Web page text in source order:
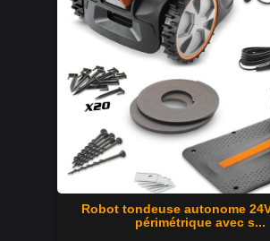
Robot tondeuse autonome
périmétrique avec s...